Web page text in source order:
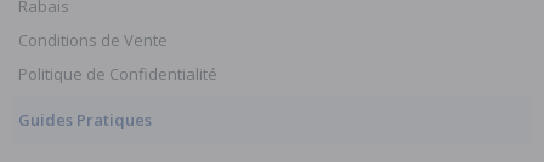
Rabais
Conditions de Vente
Politique de Confidentialité
Guides Pratiques